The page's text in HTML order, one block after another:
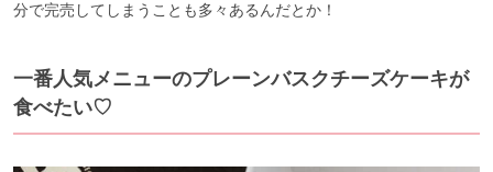
分で完売してしまうことも多々あるんだとか！
一番人気メニューのプレーンバスクチーズケーキが
食べたい♡